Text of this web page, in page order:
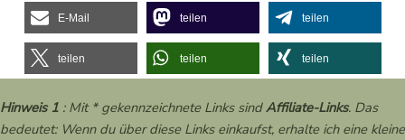
E-Mail teilen teilen
teilen teilen teilen
Hinweis 1 : Mit * gekennzeichnete Links sindAffiliate-Links. Das
bedeutet: Wenn du über diese Links einkaufst, erhalte ich eine kleine